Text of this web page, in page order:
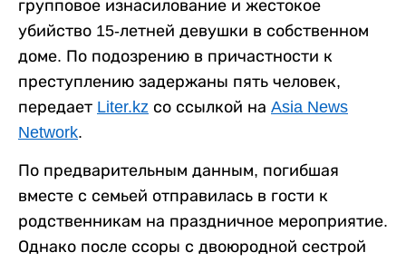
групповое изнасилование и жестокое
убийство 15-летней девушки в собственном
доме. По подозрению в причастности к
преступлению задержаны пять человек,
передает Liter.kz со ссылкой на Asia News
Network.
По предварительным данным, погибшая
вместе с семьей отправилась в гости к
родственникам на праздничное мероприятие.
Однако после ссоры с двоюродной сестрой